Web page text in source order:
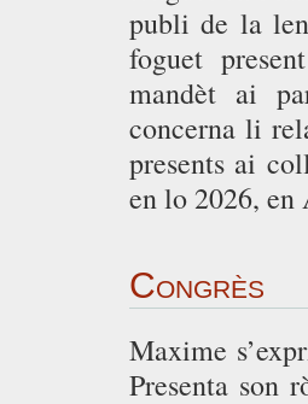
publi de la
foguet
mandèt ai
concerna li
presents ai
en lo 2026, en
Congrès
Maxime
Presenta son